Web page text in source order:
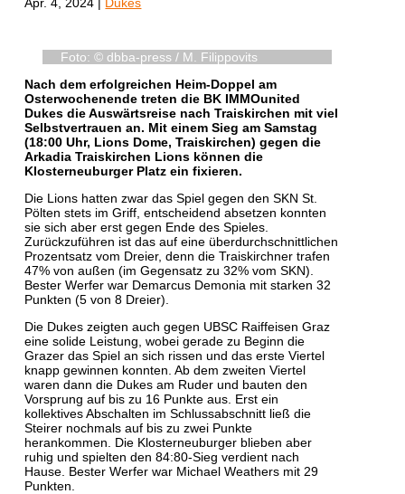
Foto: © dbba-press / M. Filippovits
Nach dem erfolgreichen Heim-Doppel am
Osterwochenende treten die BK IMMOunited
Dukes die Auswärtsreise nach Traiskirchen mit viel
Selbstvertrauen an. Mit einem Sieg am Samstag
(18:00 Uhr, Lions Dome, Traiskirchen) gegen die
Arkadia Traiskirchen Lions können die
Klosterneuburger Platz ein fixieren.
Die Lions hatten zwar das Spiel gegen den SKN St.
Pölten stets im Griff, entscheidend absetzen konnten
sie sich aber erst gegen Ende des Spieles.
Zurückzuführen ist das auf eine überdurchschnittlichen
Prozentsatz vom Dreier, denn die Traiskirchner trafen
47% von außen (im Gegensatz zu 32% vom SKN).
Bester Werfer war Demarcus Demonia mit starken 32
Punkten (5 von 8 Dreier).
Die Dukes zeigten auch gegen UBSC Raiffeisen Graz
eine solide Leistung, wobei gerade zu Beginn die
Grazer das Spiel an sich rissen und das erste Viertel
knapp gewinnen konnten. Ab dem zweiten Viertel
waren dann die Dukes am Ruder und bauten den
Vorsprung auf bis zu 16 Punkte aus. Erst ein
kollektives Abschalten im Schlussabschnitt ließ die
Steirer nochmals auf bis zu zwei Punkte
herankommen. Die Klosterneuburger blieben aber
ruhig und spielten den 84:80-Sieg verdient nach
Hause. Bester Werfer war Michael Weathers mit 29
Punkten.